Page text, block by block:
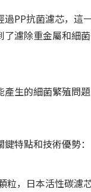
PP抗菌濾芯，
濾除重金屬和細
生的細菌繁殖問題
特點和技術優勢：
，日本活性碳濾